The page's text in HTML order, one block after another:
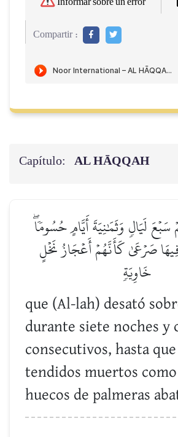
Compartir :
Capítulo: AL HĀQQAH
لَيَالٖ وَثَمَٰنِيَةَ أَيَّامٍ حُسُومٗاۖ
صَرۡعَىٰ كَأَنَّهُمۡ أَعۡجَازُ نَخۡلٍ
خَاوِيَةٖ
que (Al-lah) desató
durante siete noches y
consecutivos, hasta
tendidos muertos
huecos de palmeras